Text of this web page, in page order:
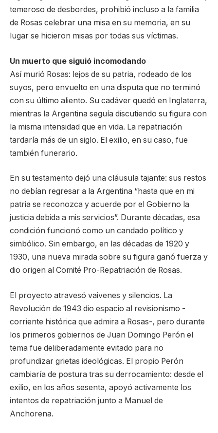
temeroso de desbordes, prohibió incluso a la familia
de Rosas celebrar una misa en su memoria, en su
lugar se hicieron misas por todas sus víctimas.
Un muerto que siguió incomodando
Así murió Rosas: lejos de su patria, rodeado de los
suyos, pero envuelto en una disputa que no terminó
con su último aliento. Su cadáver quedó en Inglaterra,
mientras la Argentina seguía discutiendo su figura con
la misma intensidad que en vida. La repatriación
tardaría más de un siglo. El exilio, en su caso, fue
también funerario.
En su testamento dejó una cláusula tajante: sus restos
no debían regresar a la Argentina “hasta que en mi
patria se reconozca y acuerde por el Gobierno la
justicia debida a mis servicios”. Durante décadas, esa
condición funcionó como un candado político y
simbólico. Sin embargo, en las décadas de 1920 y
1930, una nueva mirada sobre su figura ganó fuerza y
dio origen al Comité Pro-Repatriación de Rosas.
El proyecto atravesó vaivenes y silencios. La
Revolución de 1943 dio espacio al revisionismo -
corriente histórica que admira a Rosas-, pero durante
los primeros gobiernos de Juan Domingo Perón el
tema fue deliberadamente evitado para no
profundizar grietas ideológicas. El propio Perón
cambiaría de postura tras su derrocamiento: desde el
exilio, en los años sesenta, apoyó activamente los
intentos de repatriación junto a Manuel de
Anchorena.